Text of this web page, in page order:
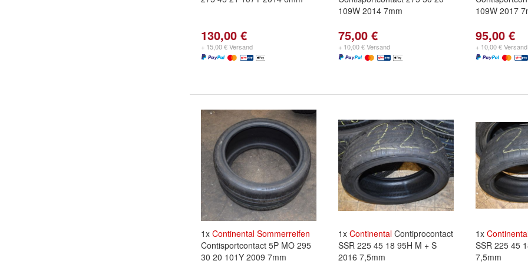
130,00 €
+ 15,00 € Versand
109W 2014 7mm
75,00 €
+ 10,00 € Versand
109W 2017
95,00 €
+ 10,00 € Versand
1x Continental Sommerreifen
Contisportcontact 5P MO 295
30 20 101Y 2009 7mm
1x Continental Contiprocontact
SSR 225 45 18 95H M + S
2016 7,5mm
1x
SSR 225 45
7,5mm